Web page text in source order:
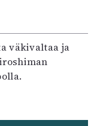
väkivaltaa ja